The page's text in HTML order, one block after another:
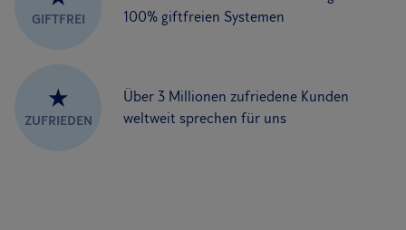
GIFTFREI
100% giftfreien Systemen
★
ZUFRIEDEN
Über 3 Millionen zufriedene Kunden
weltweit sprechen für uns